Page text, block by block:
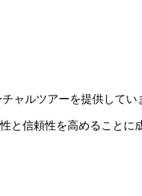
ャルツアーを提供して
信頼性を高めることに